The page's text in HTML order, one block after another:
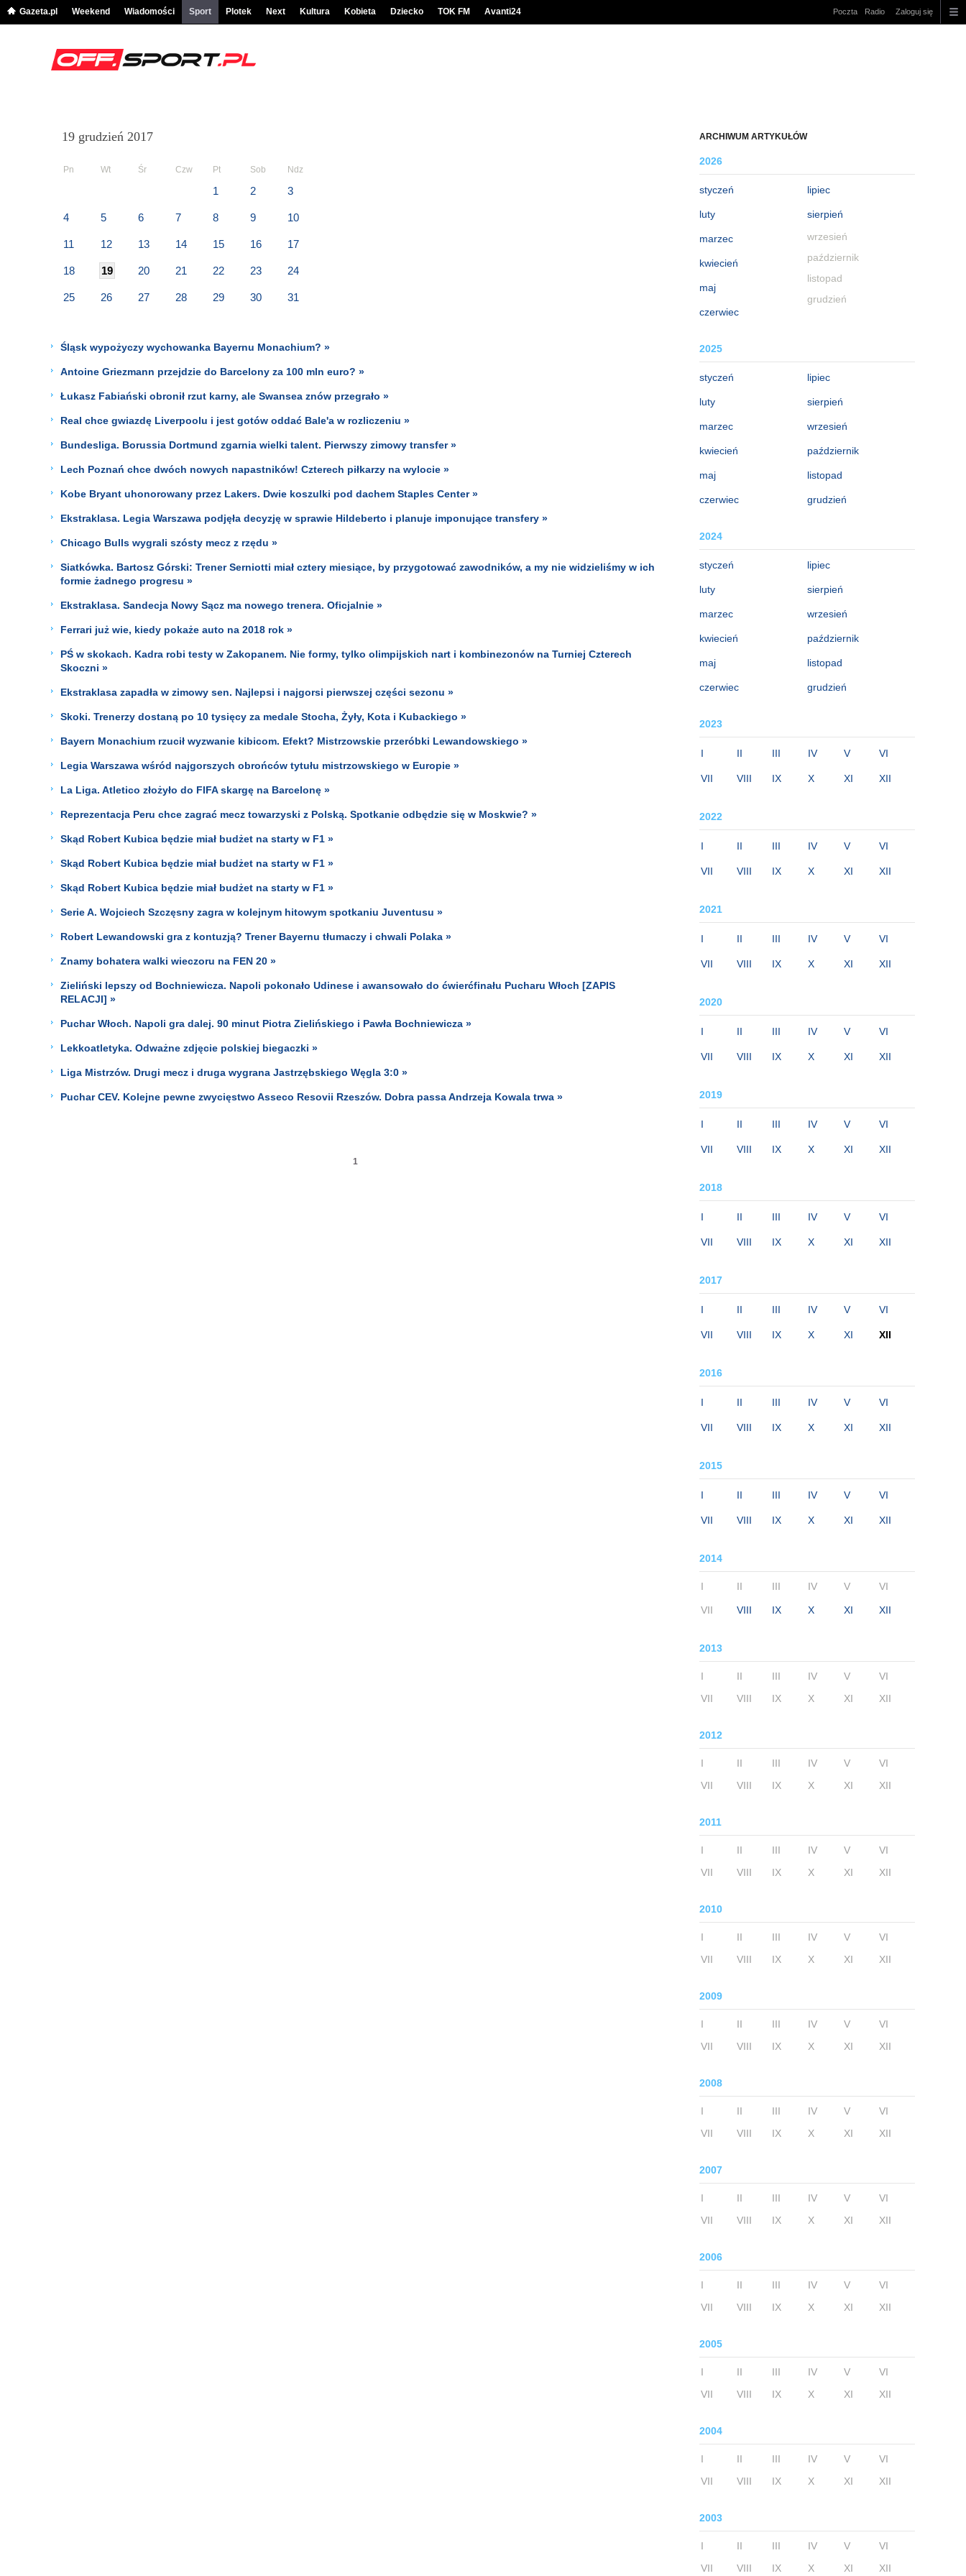
Gazeta.pl Weekend Wiadomości Sport Plotek Next Kultura Kobieta Dziecko TOK FM Avanti24 Poczta Radio Zaloguj się
ARCHIWUM ARTYKUŁÓW
2026
styczeń
luty
marzec
kwiecień
maj
czerwiec
lipiec
sierpień
wrzesień
październik
listopad
grudzień
2025
styczeń
luty
marzec
kwiecień
maj
czerwiec
lipiec
sierpień
wrzesień
październik
listopad
grudzień
2024
styczeń
luty
marzec
kwiecień
maj
czerwiec
lipiec
sierpień
wrzesień
październik
listopad
grudzień
2023
I II III IV V VI
VII VIII IX X XI XII
2022
I II III IV V VI
VII VIII IX X XI XII
2021
I II III IV V VI
VII VIII IX X XI XII
2020
I II III IV V VI
VII VIII IX X XI XII
2019
I II III IV V VI
VII VIII IX X XI XII
2018
I II III IV V VI
VII VIII IX X XI XII
2017
I II III IV V VI
VII VIII IX X XI XII
2016
I II III IV V VI
VII VIII IX X XI XII
2015
I II III IV V VI
VII VIII IX X XI XII
2014
I II III IV V VI
VII VIII IX X XI XII
2013
I II III IV V
VI
VII
VIII IX X XI XII
2012
I II III IV V
VI
VII
VIII IX X XI XII
2011
I II III IV V
VI
VII
VIII IX X XI XII
2010
I II III IV V
VI
VII
VIII IX X XI XII
2009
I II III IV V
VI
VII
VIII IX X XI XII
2008
I II III IV V
VI
VII
VIII IX X XI XII
2007
I II III IV V
VI
VII
VIII IX X XI XII
2006
I II III IV V
VI
VII
VIII IX X XI XII
2005
I II III IV V
VI
VII
VIII IX X XI XII
2004
I II III IV V
VI
VII
VIII IX X XI XII
2003
I II III IV V
VI
VII
VIII IX X XI XII
19 grudzień 2017
Pn Wt Śr Czw Pt Sob Ndz
1 2 3
4 5 6 7 8 9 10
11 12 13 14 15 16 17
18 19 20 21 22 23 24
25 26 27 28 29 30 31
Śląsk wypożyczy wychowanka Bayernu Monachium? »
Antoine Griezmann przejdzie do Barcelony za 100 mln euro? »
Łukasz Fabiański obronił rzut karny, ale Swansea znów przegrało »
Real chce gwiazdę Liverpoolu i jest gotów oddać Bale'a w rozliczeniu »
Bundesliga. Borussia Dortmund zgarnia wielki talent. Pierwszy zimowy transfer »
Lech Poznań chce dwóch nowych napastników! Czterech piłkarzy na wylocie »
Kobe Bryant uhonorowany przez Lakers. Dwie koszulki pod dachem Staples Center »
Ekstraklasa. Legia Warszawa podjęła decyzję w sprawie Hildeberto i planuje imponujące transfery »
Chicago Bulls wygrali szósty mecz z rzędu »
Siatkówka. Bartosz Górski: Trener Serniotti miał cztery miesiące, by przygotować zawodników, a my nie widzieliśmy w ich
formie żadnego progresu »
Ekstraklasa. Sandecja Nowy Sącz ma nowego trenera. Oficjalnie »
Ferrari już wie, kiedy pokaże auto na 2018 rok »
PŚ w skokach. Kadra robi testy w Zakopanem. Nie formy, tylko olimpijskich nart i kombinezonów na Turniej Czterech
Skoczni »
Ekstraklasa zapadła w zimowy sen. Najlepsi i najgorsi pierwszej części sezonu »
Skoki. Trenerzy dostaną po 10 tysięcy za medale Stocha, Żyły, Kota i Kubackiego »
Bayern Monachium rzucił wyzwanie kibicom. Efekt? Mistrzowskie przeróbki Lewandowskiego »
Legia Warszawa wśród najgorszych obrońców tytułu mistrzowskiego w Europie »
La Liga. Atletico złożyło do FIFA skargę na Barcelonę »
Reprezentacja Peru chce zagrać mecz towarzyski z Polską. Spotkanie odbędzie się w Moskwie? »
Skąd Robert Kubica będzie miał budżet na starty w F1 »
Skąd Robert Kubica będzie miał budżet na starty w F1 »
Skąd Robert Kubica będzie miał budżet na starty w F1 »
Serie A. Wojciech Szczęsny zagra w kolejnym hitowym spotkaniu Juventusu »
Robert Lewandowski gra z kontuzją? Trener Bayernu tłumaczy i chwali Polaka »
Znamy bohatera walki wieczoru na FEN 20 »
Zieliński lepszy od Bochniewicza. Napoli pokonało Udinese i awansowało do ćwierćfinału Pucharu Włoch [ZAPIS
RELACJI] »
Puchar Włoch. Napoli gra dalej. 90 minut Piotra Zielińskiego i Pawła Bochniewicza »
Lekkoatletyka. Odważne zdjęcie polskiej biegaczki »
Liga Mistrzów. Drugi mecz i druga wygrana Jastrzębskiego Węgla 3:0 »
Puchar CEV. Kolejne pewne zwycięstwo Asseco Resovii Rzeszów. Dobra passa Andrzeja Kowala trwa »
1